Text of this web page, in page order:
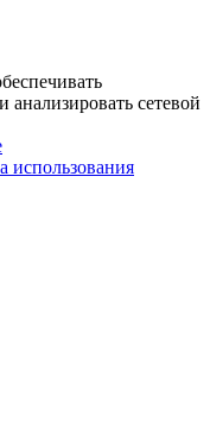
сетевой
использования